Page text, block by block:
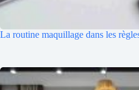
La routine maquillage dans les